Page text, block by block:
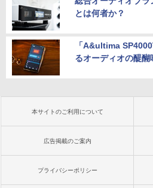
とは何者か？
「A&ultima
るオーディオの醍醐
本サイトのご利用について
広告掲載のご案内
プライバシーポリシー